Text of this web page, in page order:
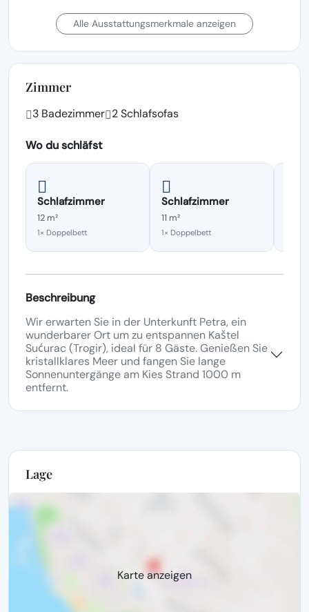
Teller und Schüsseln
Alle Ausstattungsmerkmale anzeigen
Zimmer
3 Badezimmer 2 Schlafsofas
Wo du schläfst
Schlafzimmer
12 m²
1× Doppelbett
Schlafzimmer
11 m²
1× Doppelbett
Beschreibung
Wir erwarten Sie in der Unterkunft Petra, ein
wunderbarer Ort um zu entspannen Kaštel
Sućurac (Trogir), ideal für 8 Gäste. Genießen Sie
kristallklares Meer und fangen Sie lange
Sonnenuntergänge am Kies Strand 1000 m
entfernt.
Lage
Karte anzeigen